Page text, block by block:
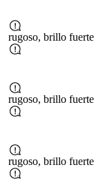
rugoso, brillo fuerte
rugoso, brillo fuerte
rugoso, brillo fuerte